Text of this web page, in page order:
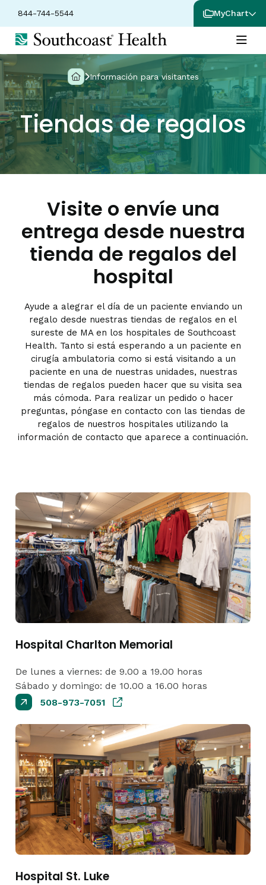
844-744-5544 MyChart
Información para visitantes
Tiendas de regalos
Visite o envíe una
entrega desde nuestra
tienda de regalos del
hospital
Ayude a alegrar el día de un paciente enviando un
regalo desde nuestras tiendas de regalos en el
sureste de MA en los hospitales de Southcoast
Health. Tanto si está esperando a un paciente en
cirugía ambulatoria como si está visitando a un
paciente en una de nuestras unidades, nuestras
tiendas de regalos pueden hacer que su visita sea
más cómoda. Para realizar un pedido o hacer
preguntas, póngase en contacto con las tiendas de
regalos de nuestros hospitales utilizando la
información de contacto que aparece a continuación.
Hospital Charlton Memorial
De lunes a viernes: de 9.00 a 19.00 horas
Sábado y domingo: de 10.00 a 16.00 horas
508-973-7051
Hospital St. Luke